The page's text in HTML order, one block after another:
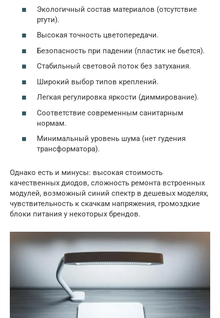
Экологичный состав материалов (отсутствие
ртути).
Высокая точность цветопередачи.
Безопасность при падении (пластик не бьется).
Стабильный световой поток без затухания.
Широкий выбор типов креплений.
Легкая регулировка яркости (диммирование).
Соответствие современным санитарным
нормам.
Минимальный уровень шума (нет гудения
трансформатора).
Однако есть и минусы: высокая стоимость
качественных диодов, сложность ремонта встроенных
модулей, возможный синий спектр в дешевых моделях,
чувствительность к скачкам напряжения, громоздкие
блоки питания у некоторых брендов.